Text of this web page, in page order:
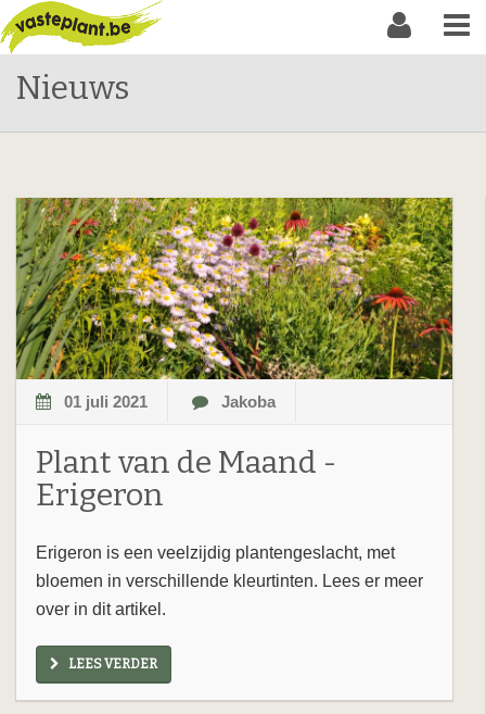
Nieuws
01 juli 2021 Jakoba
Plant van de Maand -
Erigeron
Erigeron is een veelzijdig plantengeslacht, met
bloemen in verschillende kleurtinten. Lees er meer
over in dit artikel.
LEES VERDER